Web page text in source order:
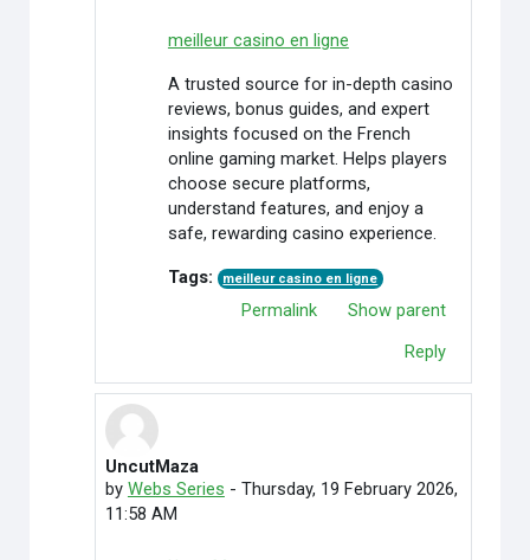
meilleur casino en ligne
A trusted source for in-depth casino
reviews, bonus guides, and expert
insights focused on the French
online gaming market. Helps players
choose secure platforms,
understand features, and enjoy a
safe, rewarding casino experience.
Tags: meilleur casino en ligne
Permalink
Show parent
Reply
In reply to Credit Cardoffers
UncutMaza
by Webs Series - Thursday, 19 February 2026,
11:58 AM